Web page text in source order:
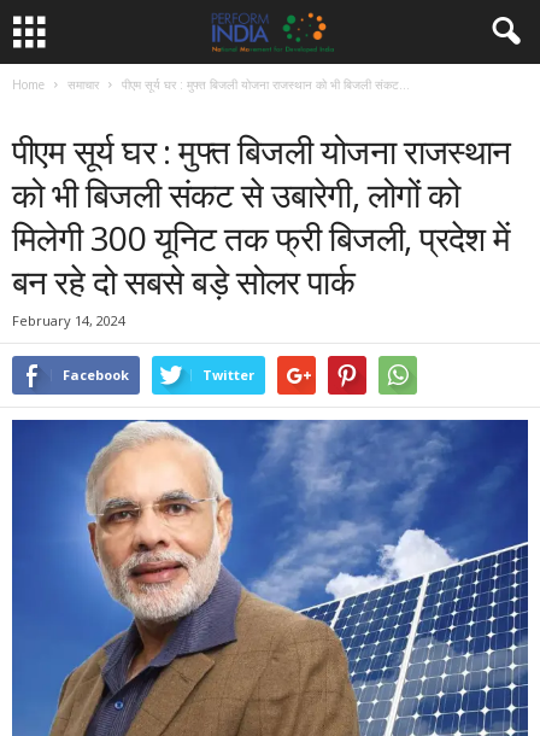
Home समाचार पीएम सूर्य घर : मुफ्त बिजली योजना राजस्थान को भी बिजली संकट...
पीएम सूर्य घर : मुफ्त बिजली योजना राजस्थान
को भी बिजली संकट से उबारेगी, लोगों को
मिलेगी 300 यूनिट तक फ्री बिजली, प्रदेश में
बन रहे दो सबसे बड़े सोलर पार्क
February 14, 2024
Facebook Twitter